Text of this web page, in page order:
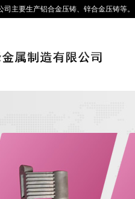
司主要生产铝合金压铸、锌合金压铸等